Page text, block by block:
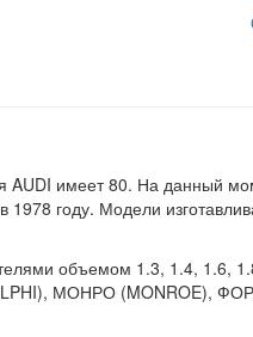
имеет 80. На данный
году. Модели
объемом 1.3, 1.4, 1.6,
МОНРО (MONROE),